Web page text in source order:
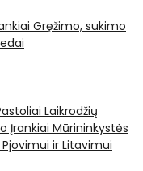
Gręžimo, sukimo
Laikrodžių
Įrankiai Mūrininkystės
Pjovimui ir Litavimui